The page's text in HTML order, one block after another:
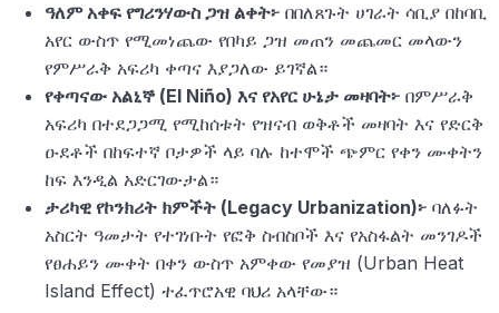
ዓለም አቀፍ የግሪንሃውስ ጋዝ ልቀት፦ በበለጸጉት ሀገራት ሳቢያ በከባቢ
አየር ውስጥ የሚመነጨው የበካይ ጋዝ መጠን መጨመር መላውን
የምሥራቅ አፍሪካ ቀጣና እያጋለው ይገኛል።
የቀጣናው አልኒኞ (El Niño) እና የአየር ሁኔታ መዛባት፦ በምሥራቅ
አፍሪካ በተደጋጋሚ የሚከሰቱት የዝናብ ወቅቶች መዛባት እና የድርቅ
ዑደቶች በከፍተኛ ቦታዎች ላይ ባሉ ከተሞች ጭምር የቀን ሙቀትን
ከፍ እንዲል አድርገውታል።
ታሪካዊ የኮንክሪት ክምችት (Legacy Urbanization)፦ ባለፉት
አስርት ዓመታት የተገነቡት የፎቅ ስብስቦች እና የአስፋልት መንገዶች
የፀሐይን ሙቀት በቀን ውስጥ አምቀው የመያዝ (Urban Heat
Island Effect) ተፈጥሮአዊ ባህሪ አላቸው።